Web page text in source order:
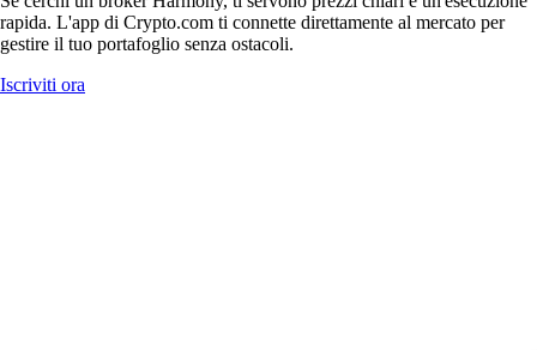
rapida. L'app di Crypto.com ti connette direttamente al mercato per
gestire il tuo portafoglio senza ostacoli.
Iscriviti ora